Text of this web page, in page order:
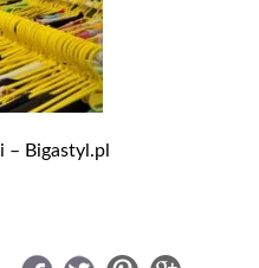
– Bigastyl.pl